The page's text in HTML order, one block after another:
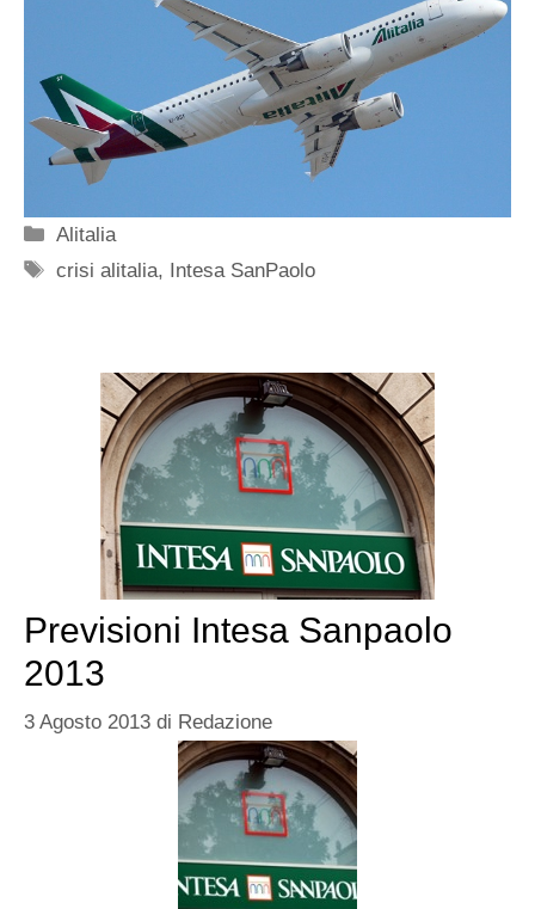
Categorie
Alitalia
Tag
crisi alitalia, Intesa SanPaolo
Previsioni Intesa Sanpaolo
2013
3 Agosto 2013 di Redazione